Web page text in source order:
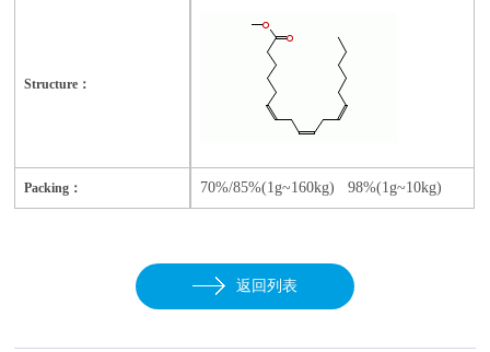
Structure：
Packing： 70%/85%(1g~160kg) 98%(1g~10kg)
返回列表